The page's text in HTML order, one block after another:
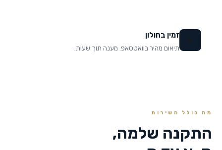
זמין בחולון
תיאום מהיר בוואטסאפ. מענה תוך שעות.
מה כולל השירות
התקנה שלמה,